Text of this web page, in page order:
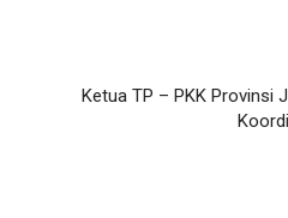
Ketua TP – PKK Provinsi